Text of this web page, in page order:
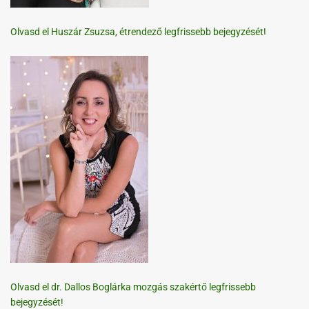
Olvasd el Huszár Zsuzsa, étrendező legfrissebb bejegyzését!
Olvasd el dr. Dallos Boglárka mozgás szakértő legfrissebb
bejegyzését!